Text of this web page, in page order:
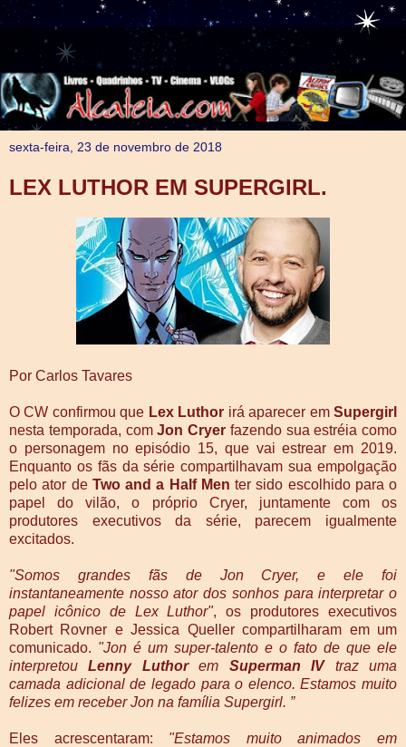
sexta-feira, 23 de novembro de 2018
LEX LUTHOR EM SUPERGIRL.
Por Carlos Tavares
O CW confirmou que Lex Luthor irá aparecer emSupergirl
nesta temporada, comJon Cryer fazendo sua estréia como
o personagem no episódio 15, que vai estrear em 2019.
Enquanto os fãs da série compartilhavam sua empolgação
pelo ator de Two and a Half Men ter sido escolhido para o
papel do vilão, o próprio Cryer, juntamente com os
produtores executivos da série, parecem igualmente
excitados.
"Somos grandes fãs de Jon Cryer, e ele foi
instantaneamente nosso ator dos sonhos para interpretar o
papel icônico de Lex Luthor", os produtores executivos
Robert Rovner e Jessica Queller compartilharam em um
comunicado. "Jon é um super-talento e o fato de que ele
interpretouLenny Luthorem Superman IVtraz uma
camada adicional de legado para o elenco. Estamos muito
felizes em receber Jon na família Supergirl. ”
Eles acrescentaram: "Estamos muito animados em